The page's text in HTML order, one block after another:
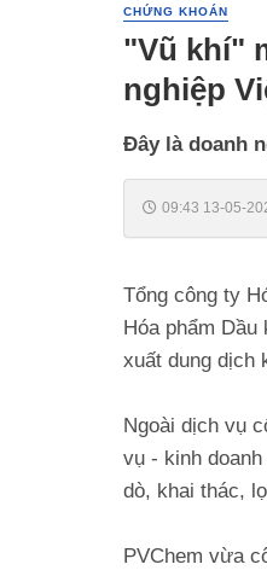
CHỨNG KHOÁN
"Vũ khí"
nghiệp
Đây là doanh
09:43 13-05-
Tổng công ty
Hóa phẩm
xuất dung dịch
Ngoài dịch vụ
vụ - kinh
dò, khai thác,
PVChem vừa